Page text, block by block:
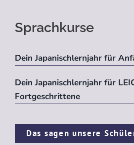
Sprachkurse
Dein Japanischlernjahr für
Dein Japanischlernjahr für
Fortgeschrittene
Das sagen unsere